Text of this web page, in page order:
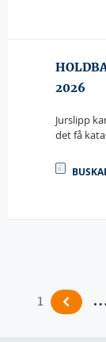
2026
Jurslipp
det få
1